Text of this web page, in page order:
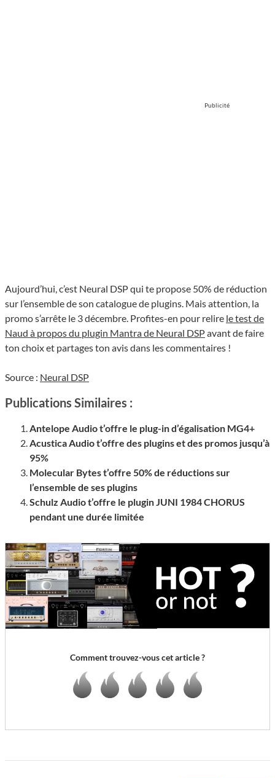
Publicité
Aujourd’hui, c’est Neural DSP qui te propose 50% de réduction
sur l’ensemble de son catalogue de plugins. Mais attention, la
promo s’arrête le 3 décembre. Profites-en pour relire le test de
Naud à propos du plugin Mantra de Neural DSPavant de faire
ton choix et partages ton avis dans les commentaires !
Source : Neural DSP
Publications Similaires :
Antelope Audio t’offre le plug-in d’égalisation MG4+
Acustica Audio t’offre des plugins et des promos jusqu’à
95%
Molecular Bytes t’offre 50% de réductions sur
l’ensemble de ses plugins
Schulz Audio t’offre le plugin JUNI 1984 CHORUS
pendant une durée limitée
Comment trouvez-vous cet article ?